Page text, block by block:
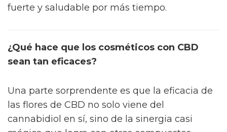
fuerte y saludable por más tiempo.
¿Qué hace que los cosméticos con CBD
sean tan eficaces?
Una parte sorprendente es que la eficacia de
las flores de CBD no solo viene del
cannabidiol en sí, sino de la sinergia casi